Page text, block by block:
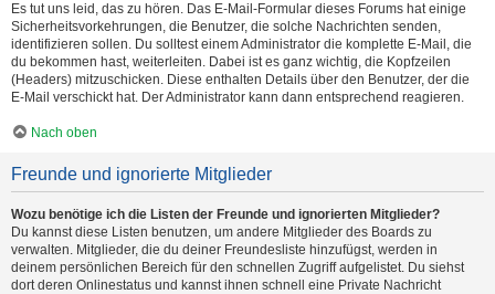
Es tut uns leid, das zu hören. Das E-Mail-Formular dieses Forums hat einige
Sicherheitsvorkehrungen, die Benutzer, die solche Nachrichten senden,
identifizieren sollen. Du solltest einem Administrator die komplette E-Mail, die
du bekommen hast, weiterleiten. Dabei ist es ganz wichtig, die Kopfzeilen
(Headers) mitzuschicken. Diese enthalten Details über den Benutzer, der die
E-Mail verschickt hat. Der Administrator kann dann entsprechend reagieren.
Nach oben
Freunde und ignorierte Mitglieder
Wozu benötige ich die Listen der Freunde und ignorierten Mitglieder?
Du kannst diese Listen benutzen, um andere Mitglieder des Boards zu
verwalten. Mitglieder, die du deiner Freundesliste hinzufügst, werden in
deinem persönlichen Bereich für den schnellen Zugriff aufgelistet. Du siehst
dort deren Onlinestatus und kannst ihnen schnell eine Private Nachricht